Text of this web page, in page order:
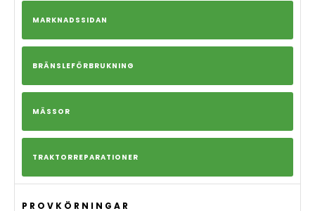
MARKNADSSIDAN
BRÄNSLEFÖRBRUKNING
MÄSSOR
TRAKTORREPARATIONER
PROVKÖRNINGAR